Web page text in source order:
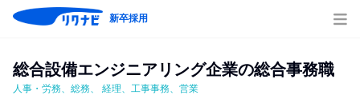
新卒採用
総合設備エンジニアリング企業の総合事務職
人事・労務、総務、 経理、工事事務、営業